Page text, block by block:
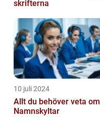
skrifterna
10 juli 2024
Allt du behöver veta om
Namnskyltar